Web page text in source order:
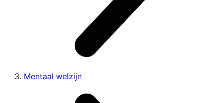
Mentaal welzijn